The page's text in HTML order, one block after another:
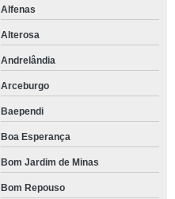
Alfenas
Alterosa
Andrelândia
Arceburgo
Baependi
Boa Esperança
Bom Jardim de Minas
Bom Repouso